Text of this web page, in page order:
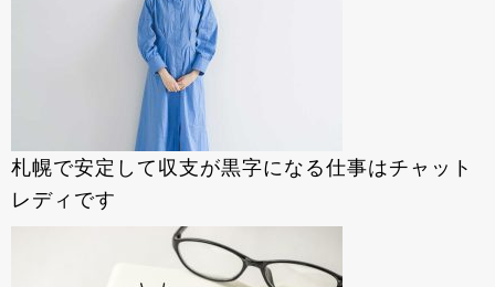
札幌で安定して収支が黒字になる仕事はチャット
レディです